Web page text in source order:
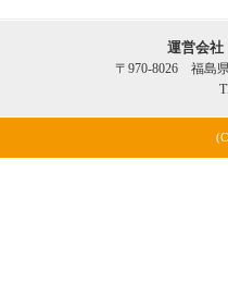
運営会
〒970-8026 福島